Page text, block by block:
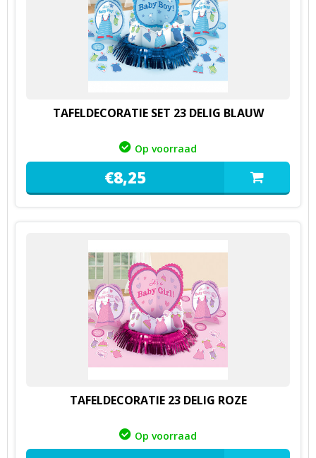
TAFELDECORATIE SET 23 DELIG BLAUW
Op voorraad
€8,25
TAFELDECORATIE 23 DELIG ROZE
Op voorraad